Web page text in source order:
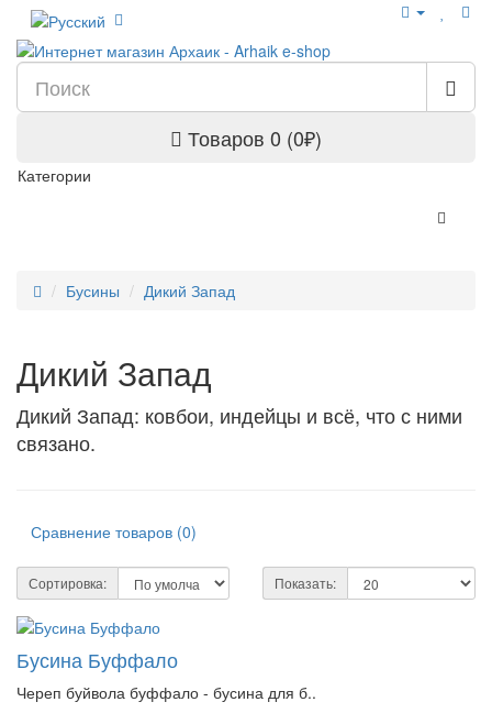
Товаров 0 (0₽)
Категории
Бусины Дикий Запад
Дикий Запад
Дикий Запад: ковбои, индейцы и всё, что с ними
связано.
Сравнение товаров (0)
Сортировка: Показать:
Бусина Буффало
Череп буйвола буффало - бусина для б..